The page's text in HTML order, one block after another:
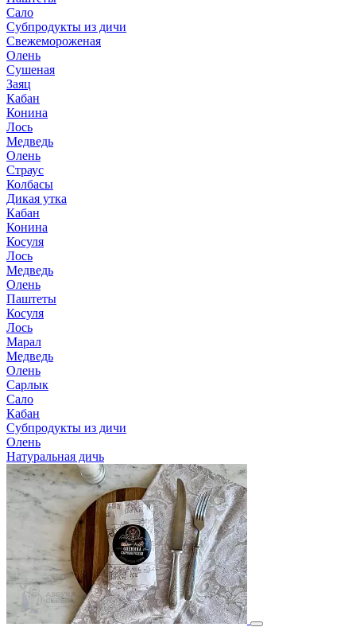
Сало
Субпродукты из дичи
Свежемороженая
Олень
Сушеная
Заяц
Кабан
Конина
Лось
Медведь
Олень
Страус
Колбасы
Дикая утка
Кабан
Конина
Косуля
Лось
Медведь
Олень
Паштеты
Косуля
Лось
Марал
Медведь
Олень
Сарлык
Сало
Кабан
Субпродукты из дичи
Олень
Натуральная дичь